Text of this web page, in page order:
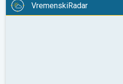
VremenskiRadar